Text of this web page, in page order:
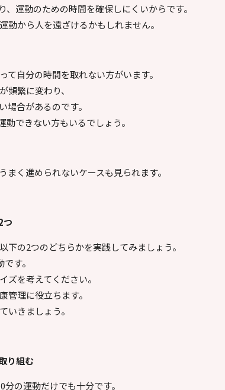
運動のための時間を確保しにくいからです。
動から人を遠ざけるかもしれません。
て自分の時間を取れない方がいます。
頻繁に変わり、
場合があるのです。
できない方もいるでしょう。
まく進められないケースも見られます。
つ
下の2つのどちらかを実践してみましょう。
す。
ズを考えてください。
管理に役立ちます。
いきましょう。
り組む
の運動だけでも十分です。